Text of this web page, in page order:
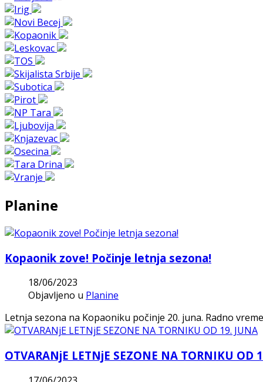
Planine
Kopaonik zove! Počinje letnja sezona!
18/06/2023
Objavljeno u Planine
Letnja sezona na Kopaoniku počinje 20. juna. Radno
OTVARANjE LETNjE SEZONE NA TORNIKU OD